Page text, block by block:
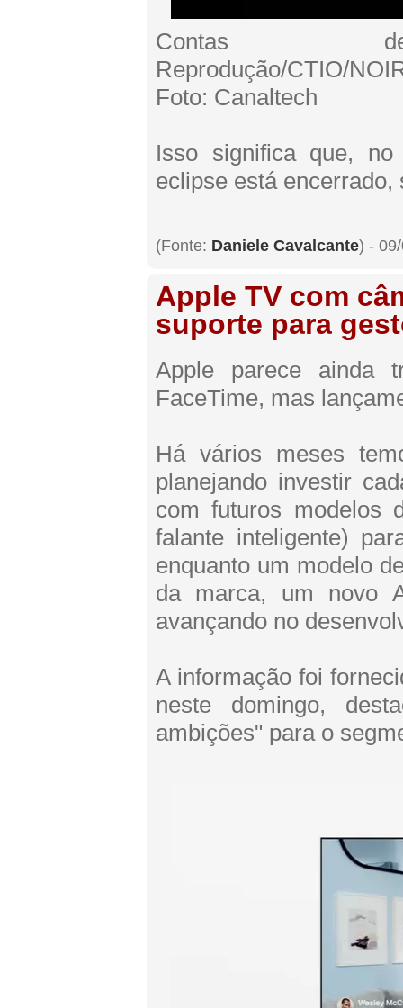
Contas
Reprodução/CTIO/
Foto: Canaltech
Isso significa que,
eclipse está
(Fonte: Daniele Cavalcante) -
Apple TV com
suporte para
Apple parece ainda
FaceTime, mas
Há vários meses
planejando investir
com futuros modelos
falante inteligente)
enquanto um modelo
da marca, um novo
avançando no
A informação foi
neste domingo,
ambições" para o